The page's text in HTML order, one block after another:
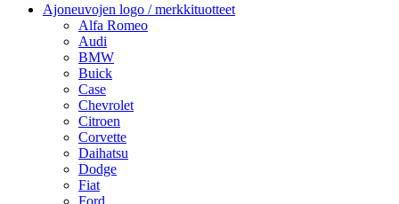
Ajoneuvojen logo / merkkituotteet
Alfa Romeo
Audi
BMW
Buick
Case
Chevrolet
Citroen
Corvette
Daihatsu
Dodge
Fiat
Ford